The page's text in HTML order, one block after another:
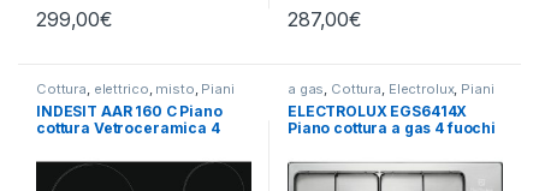
299,00€ 287,00€
Cottura, elettrico, misto, Piani
Cottura
INDESIT AAR 160 C Piano
cottura Vetroceramica 4
a gas, Cottura, Electrolux, Piani
Cottura
ELECTROLUX EGS6414X
Piano cottura a gas 4 fuochi